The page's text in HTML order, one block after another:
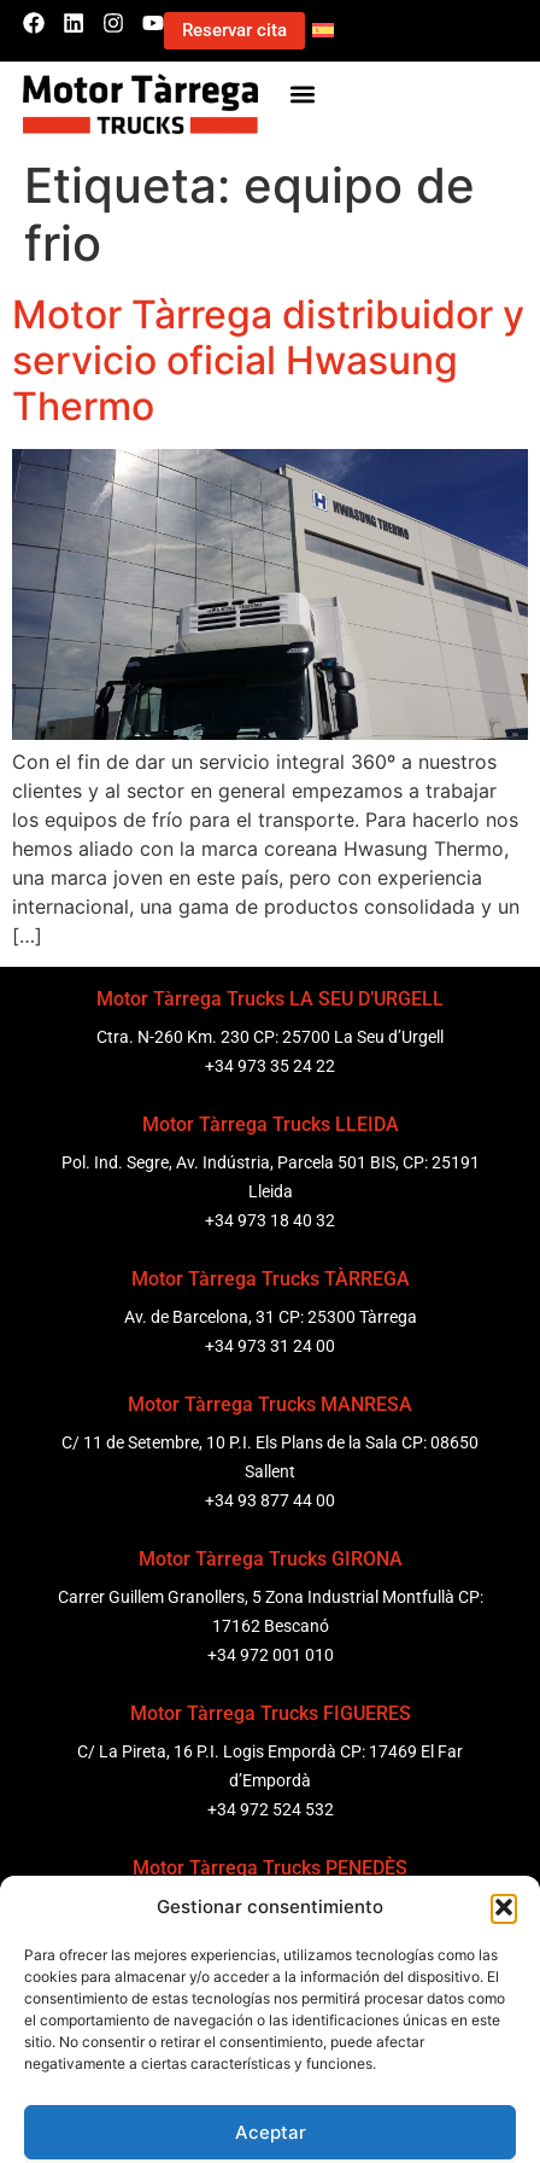
Gestionar consentimiento
Para ofrecer las mejores experiencias, utilizamos tecnologías como las
cookies para almacenar y/o acceder a la información del dispositivo. El
consentimiento de estas tecnologías nos permitirá procesar datos como
el comportamiento de navegación o las identificaciones únicas en este
sitio. No consentir o retirar el consentimiento, puede afectar
negativamente a ciertas características y funciones.
Aceptar
Reservar cita
Etiqueta: equipo de
frio
Motor Tàrrega distribuidor y
servicio oficial Hwasung
Thermo
Con el fin de dar un servicio integral 360º a nuestros
clientes y al sector en general empezamos a trabajar
los equipos de frío para el transporte. Para hacerlo nos
hemos aliado con la marca coreana Hwasung Thermo,
una marca joven en este país, pero con experiencia
internacional, una gama de productos consolidada y un
[…]
Motor Tàrrega Trucks LA SEU D’URGELL
Ctra. N-260 Km. 230 CP: 25700 La Seu d’Urgell
+34 973 35 24 22
Motor Tàrrega Trucks LLEIDA
Pol. Ind. Segre, Av. Indústria, Parcela 501 BIS, CP: 25191
Lleida
+34 973 18 40 32
Motor Tàrrega Trucks TÀRREGA
Av. de Barcelona, 31 CP: 25300 Tàrrega
+34 973 31 24 00
Motor Tàrrega Trucks MANRESA
C/ 11 de Setembre, 10 P.I. Els Plans de la Sala CP: 08650
Sallent
+34 93 877 44 00
Motor Tàrrega Trucks GIRONA
Carrer Guillem Granollers, 5 Zona Industrial Montfullà CP:
17162 Bescanó
+34 972 001 010
Motor Tàrrega Trucks FIGUERES
C/ La Pireta, 16 P.I. Logis Empordà CP: 17469 El Far
d’Empordà
+34 972 524 532
Motor Tàrrega Trucks PENEDÈS
C/ Ponent 8, Pol. Ind. Sant Pere Molanta, CP: 08799
+34 931 69 11 91
Motor Tàrrega Trucks BARCELONA
Zona Franca, Carrer E, s/n 08040 Barcelona, España